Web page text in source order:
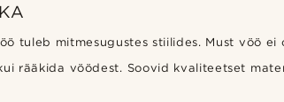
tuleb mitmesugustes stiilides. Must vöö
rääkida vöödest. Soovid kvaliteetset